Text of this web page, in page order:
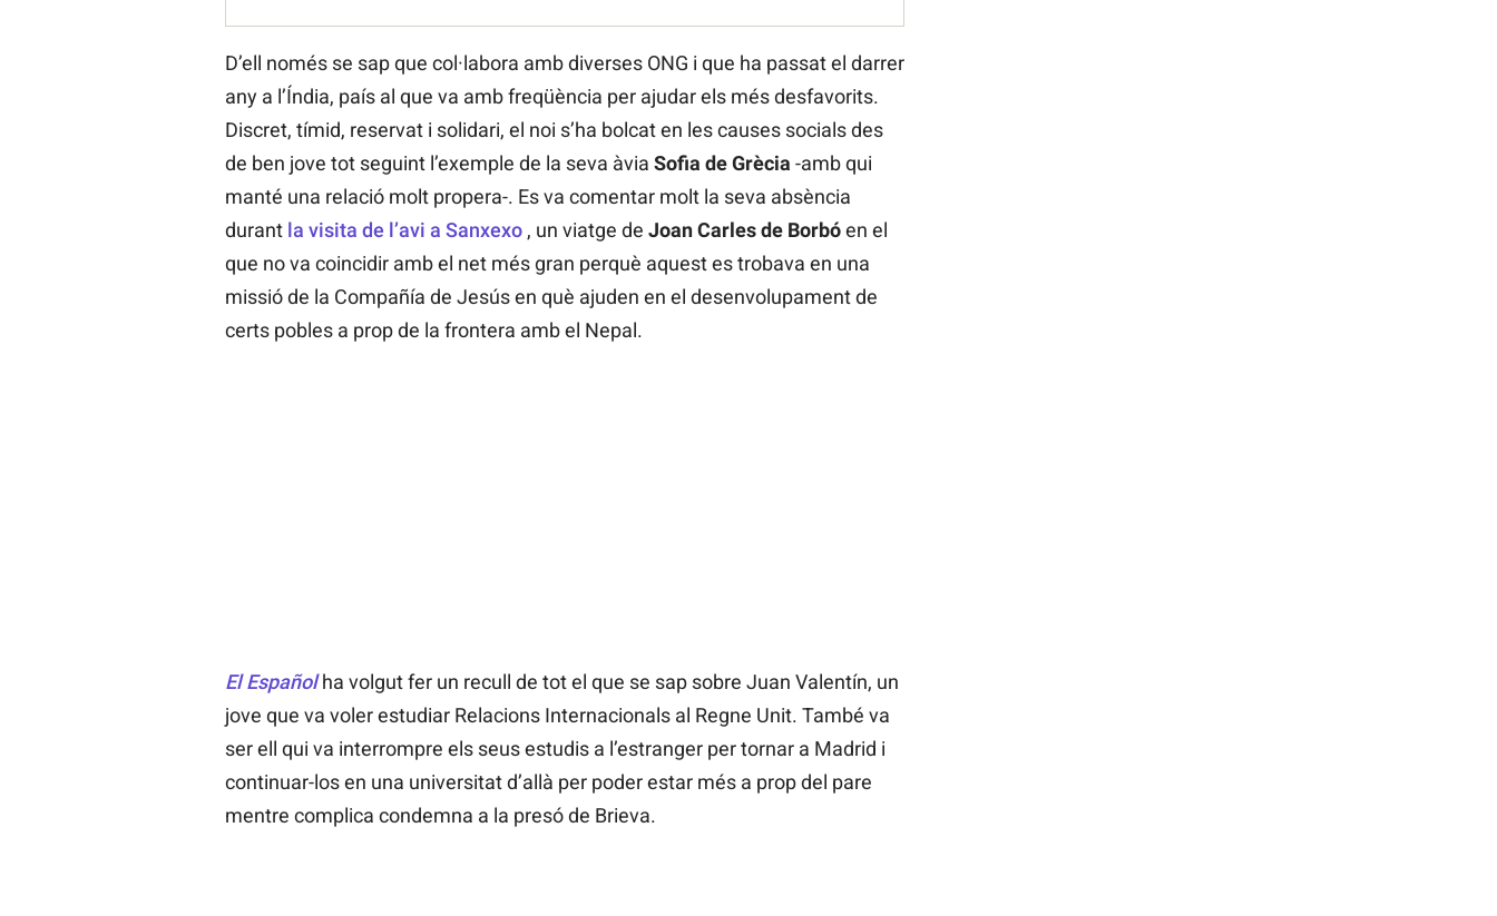
D’ell només se sap que col·labora amb diverses ONG i que ha passat el darrer
any a l’Índia, país al que va amb freqüència per ajudar els més desfavorits.
Discret, tímid, reservat i solidari, el noi s’ha bolcat en les causes socials des
de ben jove tot seguint l’exemple de la seva àvia Sofia de Grècia -amb qui
manté una relació molt propera-. Es va comentar molt la seva absència
durant la visita de l’avi a Sanxexo, un viatge de Joan Carles de Borbóen el
que no va coincidir amb el net més gran perquè aquest es trobava en una
missió de la Compañía de Jesús en què ajuden en el desenvolupament de
certs pobles a prop de la frontera amb el Nepal.
El Españolha volgut fer un recull de tot el que se sap sobre Juan Valentín, un
jove que va voler estudiar Relacions Internacionals al Regne Unit. També va
ser ell qui va interrompre els seus estudis a l’estranger per tornar a Madrid i
continuar-los en una universitat d’allà per poder estar més a prop del pare
mentre complica condemna a la presó de Brieva.